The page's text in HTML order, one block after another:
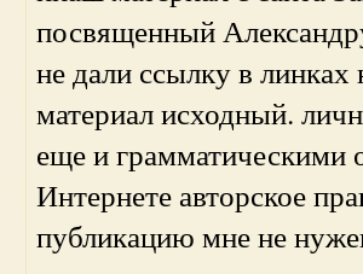
посвященный
не дали ссылку в
материал исходный.
еще и
Интернете авторское
публикацию мне не